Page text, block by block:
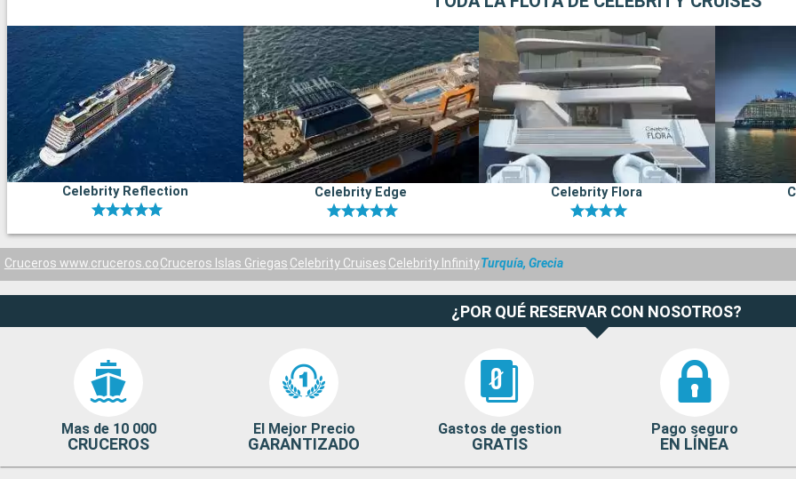
Celebrity Reflection Celebrity Edge Celebrity Flora
Cruceros www.cruceros.coCruceros Islas Griegas Celebrity Cruises Celebrity InfinityTurquía, Grecia
¿POR QUÉ RESERVAR CON NOSOTROS?
Mas de 10 000
CRUCEROS
El Mejor Precio
GARANTIZADO
Gastos de gestion
GRATIS
Pago seguro
EN LÍNEA